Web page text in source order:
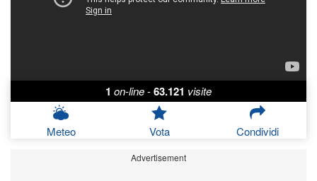
1 on-line-63.121 visite
Meteo Vota Condividi
Advertisement